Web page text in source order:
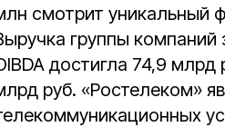
смотрит уникальный
группы компаний
достигла 74,9 млрд
руб. «Ростелеком»